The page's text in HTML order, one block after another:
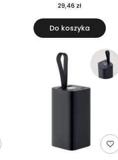
29,46 zł
Do koszyka